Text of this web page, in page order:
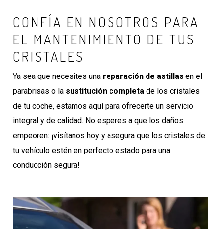
CONFÍA EN NOSOTROS PARA
EL MANTENIMIENTO DE TUS
CRISTALES
Ya sea que necesites una reparación de astillas en el
parabrisas o la sustitución completade los cristales
de tu coche, estamos aquí para ofrecerte un servicio
integral y de calidad. No esperes a que los daños
empeoren: ¡visítanos hoy y asegura que los cristales de
tu vehículo estén en perfecto estado para una
conducción segura!